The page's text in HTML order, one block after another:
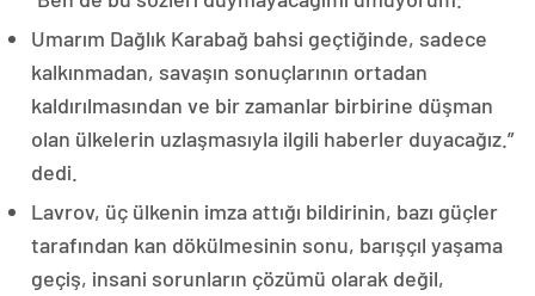
Umarım Dağlık Karabağ bahsi geçtiğinde, sadece
kalkınmadan, savaşın sonuçlarının ortadan
kaldırılmasından ve bir zamanlar birbirine düşman
olan ülkelerin uzlaşmasıyla ilgili haberler duyacağız.”
dedi.
Lavrov, üç ülkenin imza attığı bildirinin, bazı güçler
tarafından kan dökülmesinin sonu, barışçıl yaşama
geçiş, insani sorunların çözümü olarak değil,